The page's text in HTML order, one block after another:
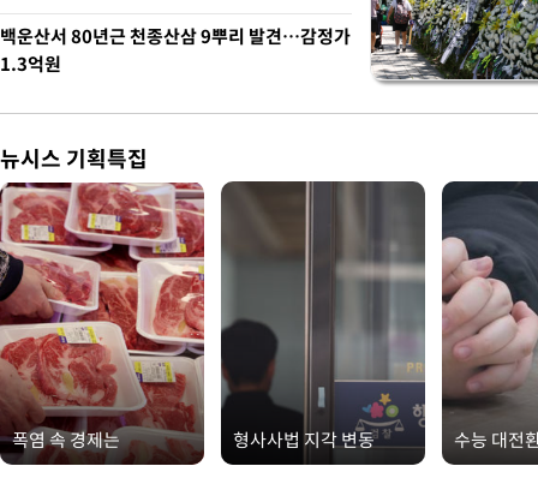
백운산서 80년근 천종산삼 9뿌리 발견…감정가
1.3억원
뉴시스 기획특집
폭염 속 경제는 형사사법 지각 변동 수능 대전